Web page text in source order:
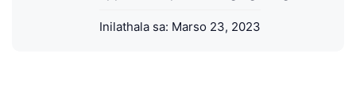
Inilathala sa: Marso 23, 2023